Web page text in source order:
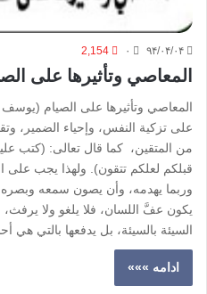
۹۴/۰۴/۰۴ ۰ 2,154
المعاصي وتأثيرها على
المعاصي وتأثيرها على الصيام
على تزكية النفس، وإحياء الضمير،
من المتقين، كما قال تعالى: (كتب
قبلكم لعلكم تتقون). ولهذا يجب على
وربما يهدمه، وأن يصون سمعه
يكون عفَّ اللسان، فلا يلغو ولا يرفث،
السيئة بالسيئة، بل يدفعها بالتي هي
ادامه »»»